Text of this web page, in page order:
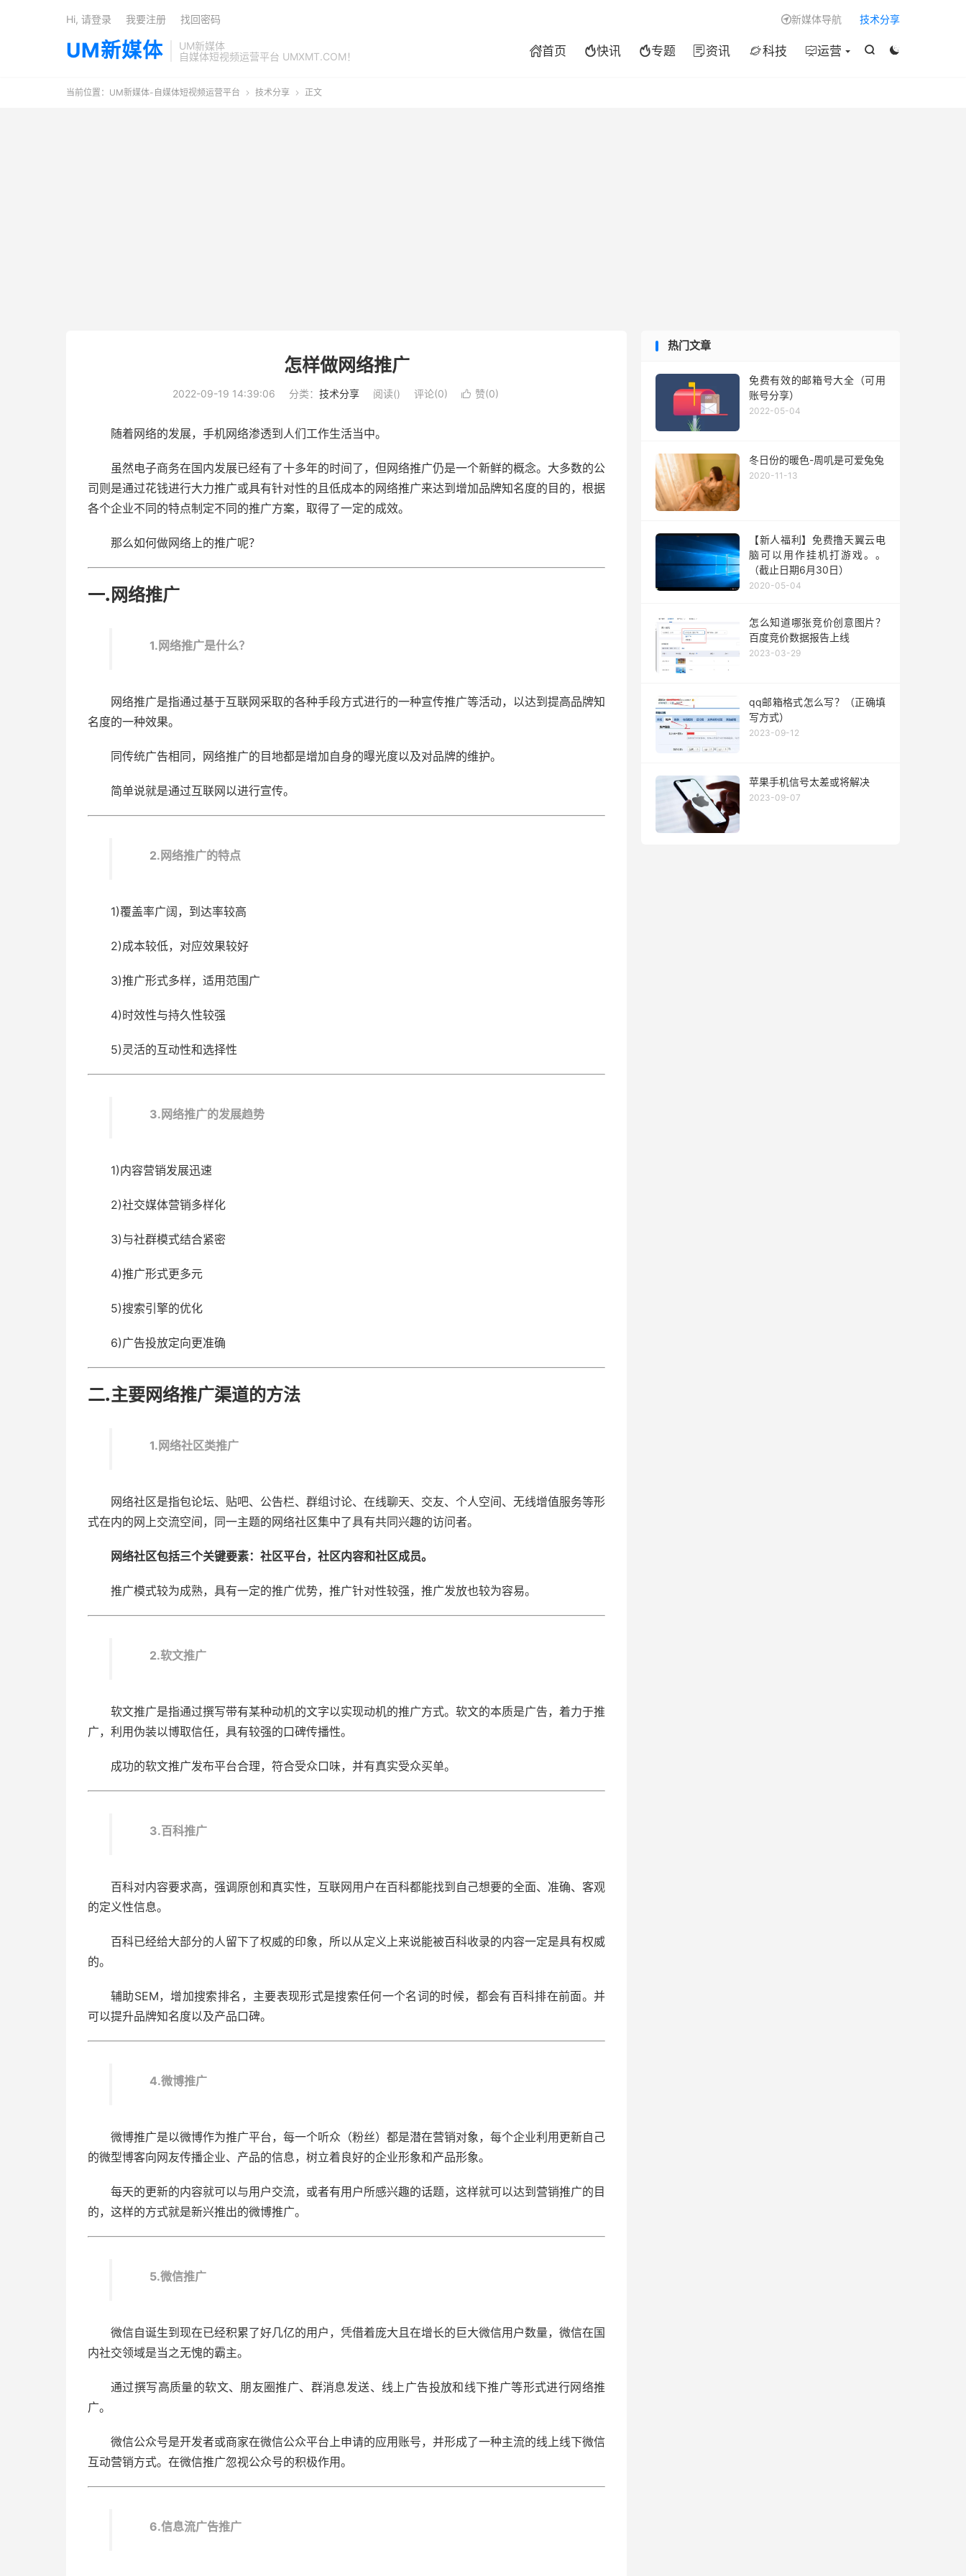
UM新媒体
UM新媒体
自媒体短视频运营平台 UMXMT.COM！


首页 快讯 专题 资讯 科技 运营
新媒体导航 技术分享
Hi, 请登录 我要注册 找回密码
当前位置： UM新媒体-自媒体短视频运营平台  技术分享  正文
怎样做网络推广
2022-09-19 14:39:06 分类： 技术分享 阅读() 评论(0)  赞(0)
随着网络的发展，手机网络渗透到人们工作生活当中。
虽然电子商务在国内发展已经有了十多年的时间了，但网络推广仍是一个新鲜的概念。大多数的公
司则是通过花钱进行大力推广或具有针对性的且低成本的网络推广来达到增加品牌知名度的目的，根据
各个企业不同的特点制定不同的推广方案，取得了一定的成效。
那么如何做网络上的推广呢？
一.网络推广
1.网络推广是什么？
网络推广是指通过基于互联网采取的各种手段方式进行的一种宣传推广等活动，以达到提高品牌知
名度的一种效果。
同传统广告相同，网络推广的目地都是增加自身的曝光度以及对品牌的维护。
简单说就是通过互联网以进行宣传。
2.网络推广的特点
1)覆盖率广阔，到达率较高
2)成本较低，对应效果较好
3)推广形式多样，适用范围广
4)时效性与持久性较强
5)灵活的互动性和选择性
3.网络推广的发展趋势
1)内容营销发展迅速
2)社交媒体营销多样化
3)与社群模式结合紧密
4)推广形式更多元
5)搜索引擎的优化
6)广告投放定向更准确
二.主要网络推广渠道的方法
1.网络社区类推广
网络社区是指包论坛、贴吧、公告栏、群组讨论、在线聊天、交友、个人空间、无线增值服务等形
式在内的网上交流空间，同一主题的网络社区集中了具有共同兴趣的访问者。
网络社区包括三个关键要素：社区平台，社区内容和社区成员。
推广模式较为成熟，具有一定的推广优势，推广针对性较强，推广发放也较为容易。
2.软文推广
软文推广是指通过撰写带有某种动机的文字以实现动机的推广方式。软文的本质是广告，着力于推
广，利用伪装以博取信任，具有较强的口碑传播性。
成功的软文推广发布平台合理，符合受众口味，并有真实受众买单。
3.百科推广
百科对内容要求高，强调原创和真实性，互联网用户在百科都能找到自己想要的全面、准确、客观
的定义性信息。
百科已经给大部分的人留下了权威的印象，所以从定义上来说能被百科收录的内容一定是具有权威
的。
辅助SEM，增加搜索排名，主要表现形式是搜索任何一个名词的时候，都会有百科排在前面。并
可以提升品牌知名度以及产品口碑。
4.微博推广
微博推广是以微博作为推广平台，每一个听众（粉丝）都是潜在营销对象，每个企业利用更新自己
的微型博客向网友传播企业、产品的信息，树立着良好的企业形象和产品形象。
每天的更新的内容就可以与用户交流，或者有用户所感兴趣的话题，这样就可以达到营销推广的目
的，这样的方式就是新兴推出的微博推广。
5.微信推广
微信自诞生到现在已经积累了好几亿的用户，凭借着庞大且在增长的巨大微信用户数量，微信在国
内社交领域是当之无愧的霸主。
通过撰写高质量的软文、朋友圈推广、群消息发送、线上广告投放和线下推广等形式进行网络推
广。
微信公众号是开发者或商家在微信公众平台上申请的应用账号，并形成了一种主流的线上线下微信
互动营销方式。在微信推广忽视公众号的积极作用。
6.信息流广告推广
热门文章
免费有效的邮箱号大全（可用
账号分享）
2022-05-04
冬日份的暖色-周叽是可爱兔兔
2020-11-13
【新人福利】免费撸天翼云电
脑可以用作挂机打游戏。。
（截止日期6月30日）
2020-05-04
怎么知道哪张竞价创意图片？
百度竞价数据报告上线
2023-03-29
qq邮箱格式怎么写？（正确填
写方式）
2023-09-12
苹果手机信号太差或将解决
2023-09-07